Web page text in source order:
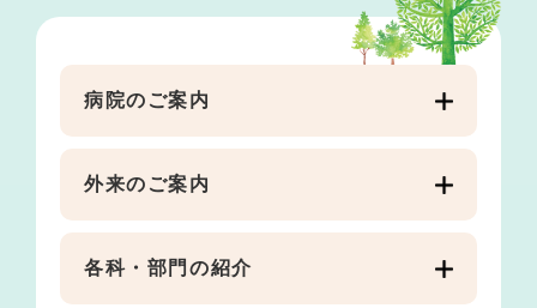
病院のご案内
外来のご案内
各科・部門の紹介